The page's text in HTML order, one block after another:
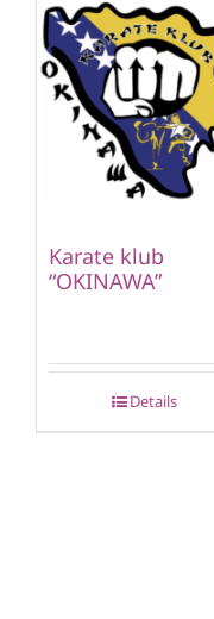
Karate klub
“OKINAWA”
Details